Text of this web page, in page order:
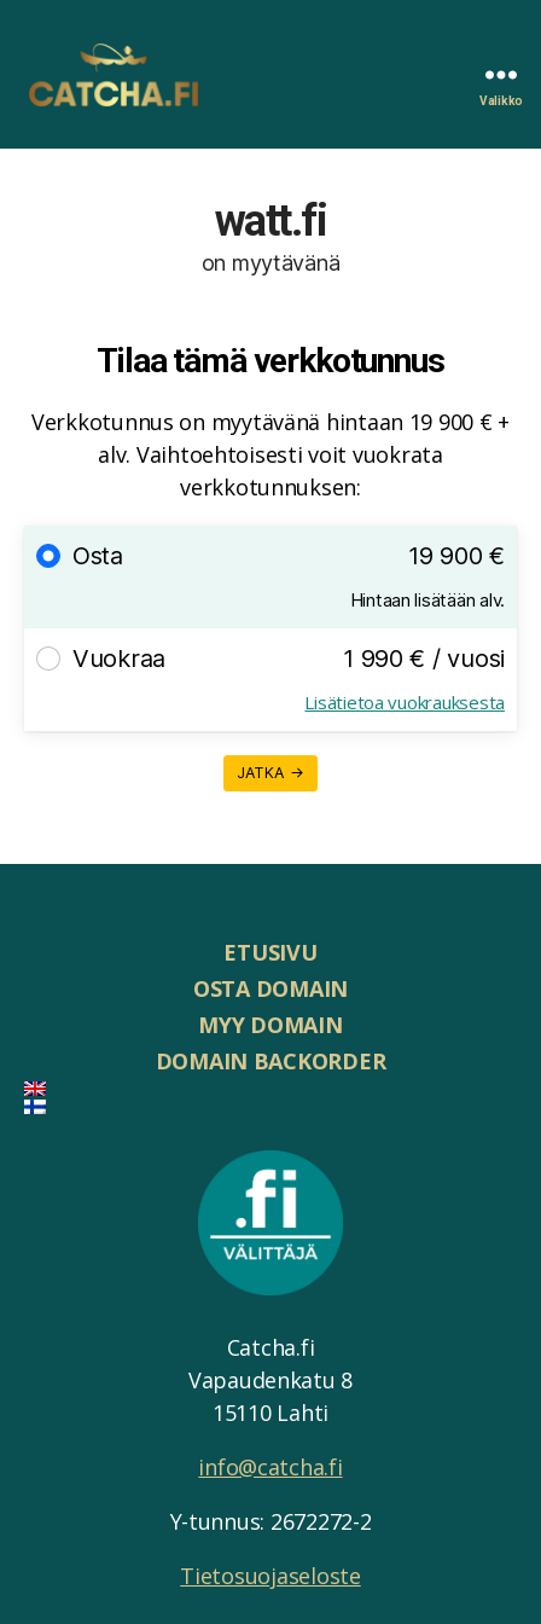
Valikko
watt.fi
on myytävänä
Tilaa tämä verkkotunnus
Verkkotunnus on myytävänä hintaan 19 900 € +
alv. Vaihtoehtoisesti voit vuokrata
verkkotunnuksen:
Osta 19 900 €
Hintaan lisätään alv.
Vuokraa 1 990 € / vuosi
Lisätietoa vuokrauksesta
JATKA →
ETUSIVU
OSTA DOMAIN
MYY DOMAIN
DOMAIN BACKORDER
Catcha.fi
Vapaudenkatu 8
15110 Lahti
info@catcha.fi
Y-tunnus: 2672272-2
Tietosuojaseloste